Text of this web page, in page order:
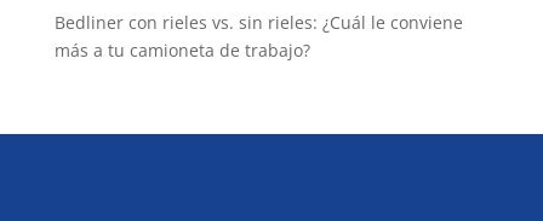
Bedliner con rieles vs. sin rieles: ¿Cuál le conviene
más a tu camioneta de trabajo?